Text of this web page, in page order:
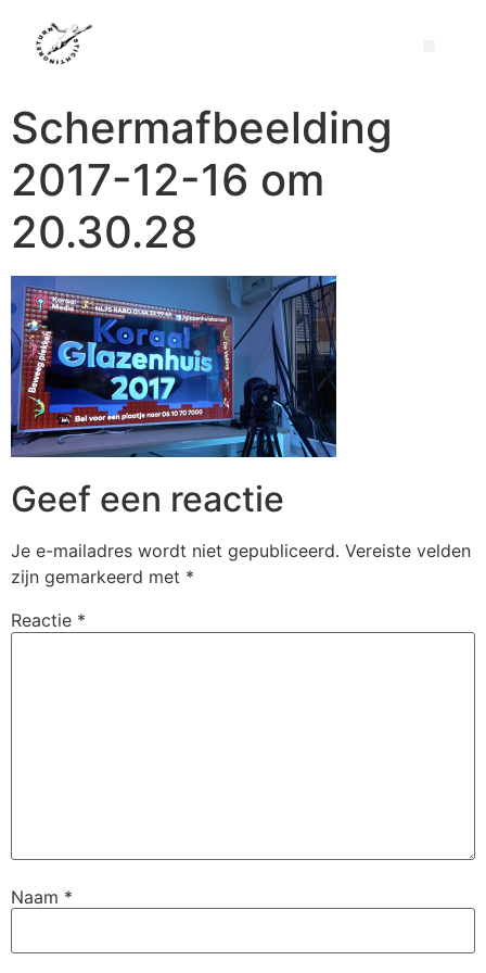
Schermafbeelding
2017-12-16 om
20.30.28
Geef een reactie
Je e-mailadres wordt niet gepubliceerd. Vereiste velden
zijn gemarkeerd met *
Reactie *
Naam *